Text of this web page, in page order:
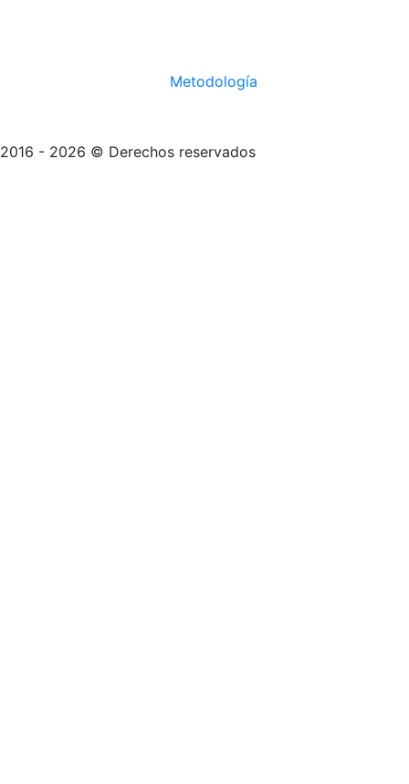
Metodología
2016 - 2026 © Derechos reservados